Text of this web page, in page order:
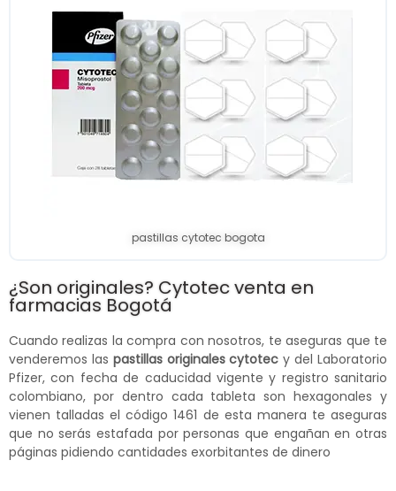
pastillas cytotec bogota
¿Son originales? Cytotec venta en
farmacias Bogotá
Cuando realizas la compra con nosotros, te aseguras que te
venderemos las pastillas originales cytotec y del Laboratorio
Pfizer, con fecha de caducidad vigente y registro sanitario
colombiano, por dentro cada tableta son hexagonales y
vienen talladas el código 1461 de esta manera te aseguras
que no serás estafada por personas que engañan en otras
páginas pidiendo cantidades exorbitantes de dinero